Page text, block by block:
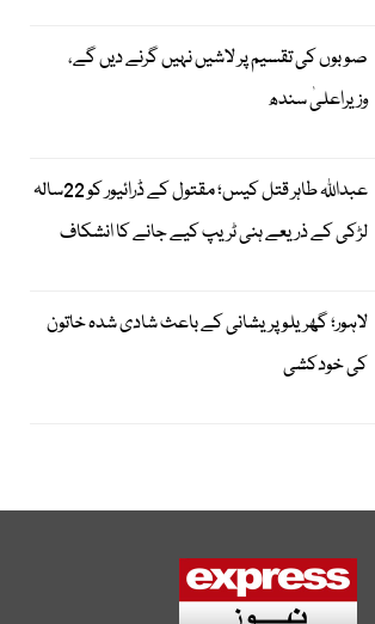
صوبوں کی تقسیم پر لاشیں نہیں گرنے دیں گے،
وزیراعلیٰ سندھ
عبداللہ طاہر قتل کیس؛ مقتول کے ڈرائیور کو 22سالہ
لڑکی کے ذریعے ہنی ٹریپ کیے جانے کا انشکاف
لاہور؛ گھریلو پریشانی کے باعث شادی شدہ خاتون
کی خودکشی